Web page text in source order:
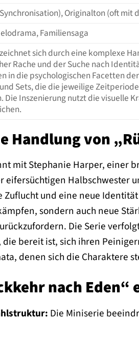
Originalton (oft mit
Familiensaga
sich durch eine komplexe
Rache und der Suche nach
in die psychologischen Facetten
Sets, die die jeweilige
Die Inszenierung nutzt die visuelle
Handlung von
mit Stephanie Harper, einer
eifersüchtigen Halbschwester
und eine neue
sondern auch neue
Die Serie
bereit ist, sich ihren
denen sich die Charaktere
nach Eden“
Die Miniserie